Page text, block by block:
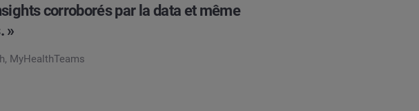
corroborés par la data et même
»
MyHealthTeams